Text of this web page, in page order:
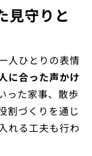
見守りと
人ひとりの表情
に合った声かけ
った家事、散歩
割づくりを通じ
れる工夫も行わ